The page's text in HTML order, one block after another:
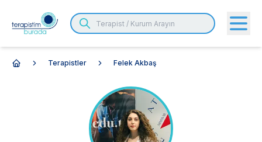
Terapistler Felek Akbaş